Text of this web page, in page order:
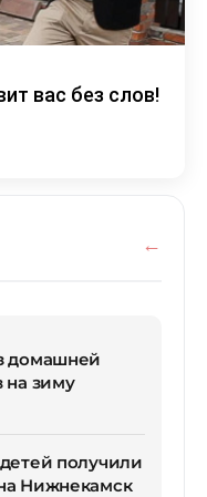
вас без слов!
домашней
на зиму
получили
Нижнекамск